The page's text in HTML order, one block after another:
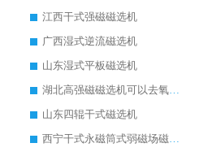
江西干式强磁磁选机
广西湿式逆流磁选机
山东湿式平板磁选机
湖北高强磁磁选机可以去氧化铝
山东四辊干式磁选机
西宁干式永磁筒式弱磁场磁选机结构图